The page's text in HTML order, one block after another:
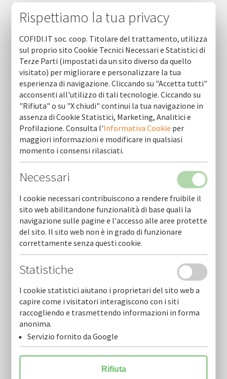
Chiusura estiva uffici
per le imprese
Orario estivo sede di bari
Il tuo credito, la nostra garanzia - cofidi.it, garanzia e
credito per la crescita delle imprese
Sospensione avvisi pubblici finanziati con risorse fesr–
fse+ 2021-2027
Filiere agroalimentari, 40 milioni dal bando regione puglia
– cofidi.it supporta le imprese pugliesi
“gender equality” cofidi.it ha ottenuto la certificazione
sulla parita’ di genere 2022 uni/pdr 125:2022
Nuove iniziative d’impresa - nidi just transition fund
taranto - pn jtf italia 2021-2027 - da cofidi.it supporto e
consulenza
Rapporto stabilità finanziaria banca d'italia - cofidi.it al
fianco delle imprese in una fase complessa
L’assemblea dei soci approva il bilancio 2025.- giuseppe
riccardi confermato presidente per il triennio 2026-2029
Rispettiamo la tua privacy
COFIDI.IT soc. coop. Titolare del trattamento, utilizza
sul proprio sito Cookie Tecnici Necessari e Statistici di
Terze Parti (impostati da un sito diverso da quello
visitato) per migliorare e personalizzare la tua
esperienza di navigazione. Cliccando su "Accetta tutti"
acconsenti all'utilizzo di tali tecnologie. Ciccando su
"Rifiuta" o su "X chiudi" continui la tua navigazione in
assenza di Cookie Statistici, Marketing, Analitici e
Profilazione. Consulta l'Informativa Cookie per
maggiori informazioni e modificare in qualsiasi
momento i consensi rilasciati.
Necessari
I cookie necessari contribuiscono a rendere fruibile il
sito web abilitandone funzionalità di base quali la
navigazione sulle pagine e l'accesso alle aree protette
del sito. Il sito web non è in grado di funzionare
correttamente senza questi cookie.
Statistiche
I cookie statistici aiutano i proprietari del sito web a
capire come i visitatori interagiscono con i siti
raccogliendo e trasmettendo informazioni in forma
anonima.
Servizio fornito da Google
Rifiuta